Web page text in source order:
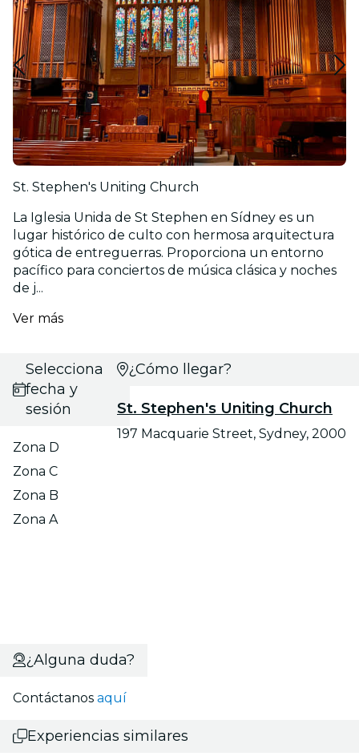
St. Stephen's Uniting Church
La Iglesia Unida de St Stephen en Sídney es un
lugar histórico de culto con hermosa arquitectura
gótica de entreguerras. Proporciona un entorno
pacífico para conciertos de música clásica y noches
de j...
Ver más
Selecciona
fecha y
sesión
Zona D
Zona C
Zona B
Zona A
¿Cómo llegar?
St. Stephen's Uniting Church
197 Macquarie Street, Sydney, 2000
¿Alguna duda?
Contáctanos aquí
Experiencias similares